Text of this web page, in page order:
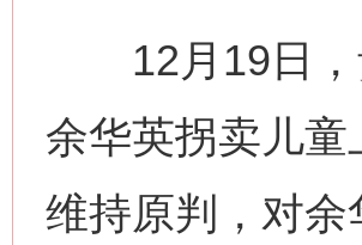
12月19日，
余华英拐卖儿
维持原判，对